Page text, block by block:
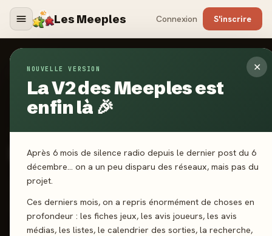
Les Meeples Connexion S'inscrire
✕
NOUVELLE VERSION
La V2 des Meeples est
enfin là 🎉
Après 6 mois de silence radio depuis le dernier post du 6
décembre… on a un peu disparu des réseaux, mais pas du
projet.
Ces derniers mois, on a repris énormément de choses en
profondeur : les fiches jeux, les avis joueurs, les avis
médias, les listes, le calendrier des sorties, la recherche,
Jeux/Link City
2024·BANDJO!
Link City
2-6 joueurs
Association d'idées